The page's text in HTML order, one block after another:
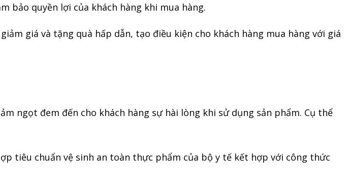
bảo quyền lợi của khách hàng khi mua hàng.
giá và tặng quà hấp dẫn, tạo điều kiện cho khách hàng mua hàng với giá
ngọt đem đến cho khách hàng sự hài lòng khi sử dụng sản phẩm. Cụ thể
tiêu chuẩn vệ sinh an toàn thực phẩm của bộ y tế kết hợp với công thức